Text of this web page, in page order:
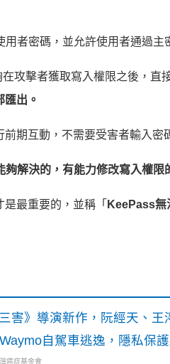
者密碼，並允許使用者通過主
攻擊者獲取寫入權限之後，直
出。
期互動，不需要受害者輸入密
夠解決的，有能力修改寫入權限
最重要的，並稱「 KeePass無
害》導演新作，阮經天、王
自駕車逃逸，隱私保
癌症基金會